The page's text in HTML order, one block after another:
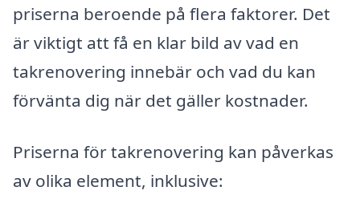
priserna beroende på flera faktorer. Det
är viktigt att få en klar bild av vad en
takrenovering innebär och vad du kan
förvänta dig när det gäller kostnader.
Priserna för takrenovering kan påverkas
av olika element, inklusive: